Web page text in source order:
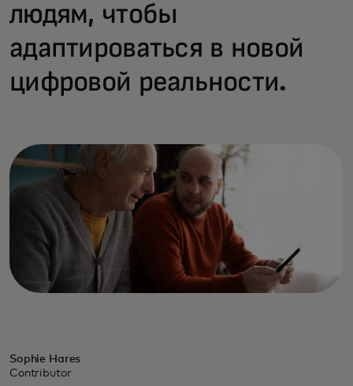
людям, чтобы
адаптироваться в новой
цифровой реальности.
Sophie Hares
Contributor